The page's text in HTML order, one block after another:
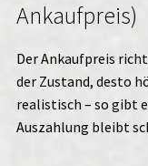
Ankaufpreis)
Der Ankaufpreis
der Zustand, desto
realistisch – so gibt
Auszahlung bleibt